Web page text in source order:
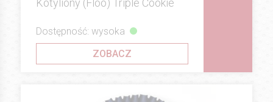
Kotyliony (Floo) Triple Cookie
Dostępność: wysoka
ZOBACZ